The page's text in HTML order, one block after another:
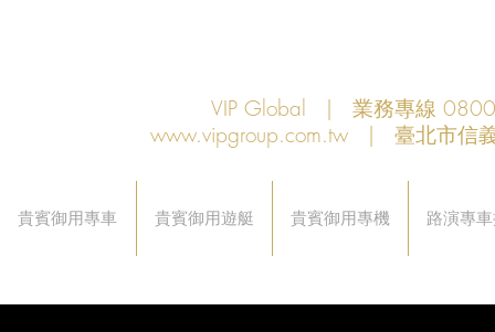
VIP Global | 業務專線
www.vipgroup.com.tw | 臺北市信
貴賓御用專車 貴賓御用遊艇 貴賓御用專機 路演專